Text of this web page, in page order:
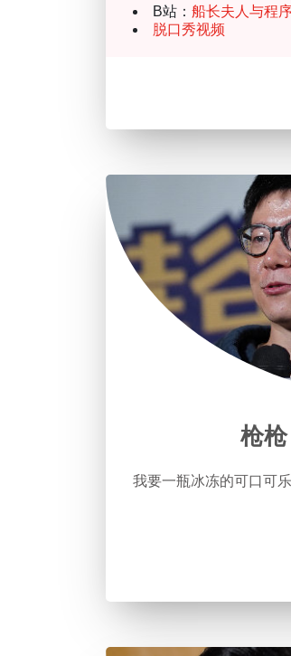
B站： 船长夫人与程
脱口秀视频
枪枪
我要一瓶冰冻的可口可乐